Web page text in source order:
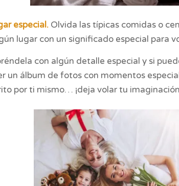
especial.Olvida las típicas comidas o
lugar con un significado especial para
con algún detalle especial y si
un álbum de fotos con momentos
por ti mismo… ¡deja volar tu